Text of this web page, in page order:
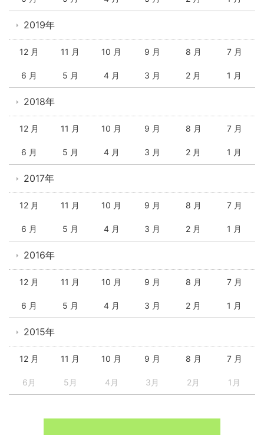
2019年
12 月 11 月 10 月 9 月 8 月 7 月
6 月 5 月 4 月 3 月 2 月 1 月
2018年
12 月 11 月 10 月 9 月 8 月 7 月
6 月 5 月 4 月 3 月 2 月 1 月
2017年
12 月 11 月 10 月 9 月 8 月 7 月
6 月 5 月 4 月 3 月 2 月 1 月
2016年
12 月 11 月 10 月 9 月 8 月 7 月
6 月 5 月 4 月 3 月 2 月 1 月
2015年
12 月 11 月 10 月 9 月 8 月 7 月
6月 5月 4月 3月 2月 1月